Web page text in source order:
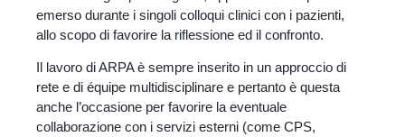
emerso durante i singoli colloqui clinici con i pazienti,
allo scopo di favorire la riflessione ed il confronto.
Il lavoro di ARPA è sempre inserito in un approccio di
rete e di équipe multidisciplinare e pertanto è questa
anche l’occasione per favorire la eventuale
collaborazione con i servizi esterni (come CPS,